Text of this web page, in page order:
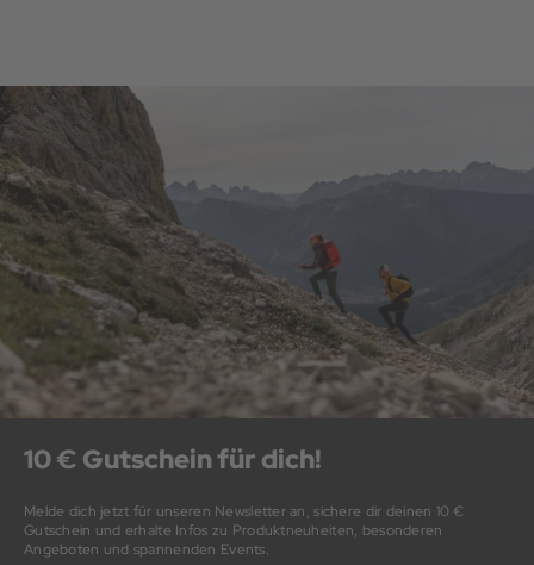
10 € Gutschein für dich!
Melde dich jetzt für unseren Newsletter an, sichere dir deinen 10 €
Gutschein und erhalte Infos zu Produktneuheiten, besonderen
Angeboten und spannenden Events.